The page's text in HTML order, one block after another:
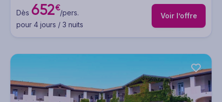
Dès 652€/pers.
pour 4 jours / 3 nuits
Voir l’offre